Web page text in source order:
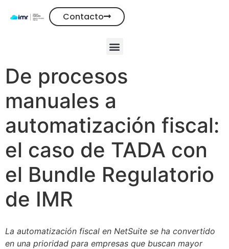
Contacto
De procesos
manuales a
automatización fiscal:
el caso de TADA con
el Bundle Regulatorio
de IMR
La automatización fiscal en NetSuite se ha convertido
en una prioridad para empresas que buscan mayor